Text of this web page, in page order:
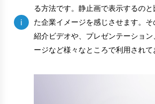
i
る方法です。静止画で表示するの
た企業イメージを感じさせます。
紹介ビデオや、プレゼンテーショ
ージなど様々なところで利用されて